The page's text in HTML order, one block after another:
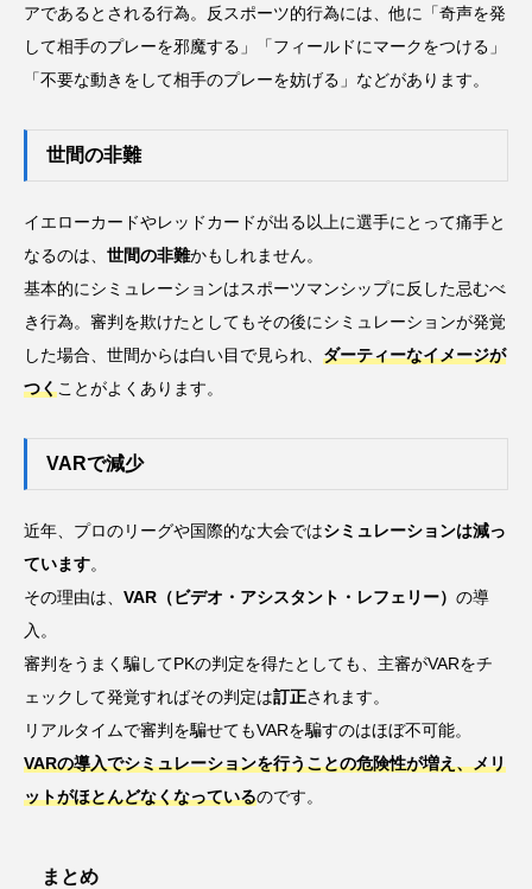
アであるとされる行為。反スポーツ的行為には、他に「奇声を発
して相手のプレーを邪魔する」「フィールドにマークをつける」
「不要な動きをして相手のプレーを妨げる」などがあります。
世間の非難
イエローカードやレッドカードが出る以上に選手にとって痛手と
なるのは、 世間の非難かもしれません。
基本的にシミュレーションはスポーツマンシップに反した忌むべ
き行為。審判を欺けたとしてもその後にシミュレーションが発覚
した場合、世間からは白い目で見られ、 ダーティーなイメージが
つくことがよくあります。
VARで減少
近年、プロのリーグや国際的な大会ではシミュレーションは減っ
ています。
その理由は、 VAR（ビデオ・アシスタント・レフェリー） の導
入。
審判をうまく騙してPKの判定を得たとしても、主審がVARをチ
ェックして発覚すればその判定は訂正されます。
リアルタイムで審判を騙せてもVARを騙すのはほぼ不可能。
VARの導入でシミュレーションを行うことの危険性が増え、メリ
ットがほとんどなくなっているのです。
まとめ